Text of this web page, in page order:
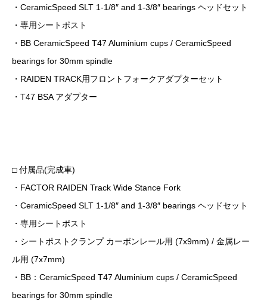
・CeramicSpeed SLT 1-1/8″ and 1-3/8″ bearings ヘッドセット
・専用シートポスト
・BB CeramicSpeed T47 Aluminium cups / CeramicSpeed
bearings for 30mm spindle
・RAIDEN TRACK用フロントフォークアダプターセット
・T47 BSA アダプター
□ 付属品(完成車)
・FACTOR RAIDEN Track Wide Stance Fork
・CeramicSpeed SLT 1-1/8″ and 1-3/8″ bearings ヘッドセット
・専用シートポスト
・シートポストクランプ カーボンレール用 (7x9mm) / 金属レー
ル用 (7x7mm)
・BB：CeramicSpeed T47 Aluminium cups / CeramicSpeed
bearings for 30mm spindle